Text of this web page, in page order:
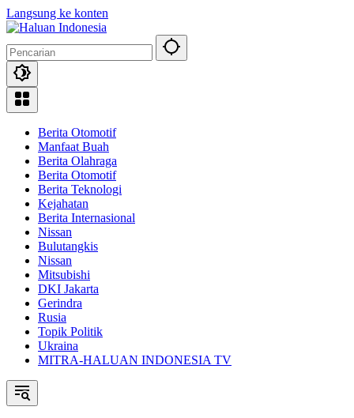
Langsung ke konten
Berita Otomotif
Manfaat Buah
Berita Olahraga
Berita Otomotif
Berita Teknologi
Kejahatan
Berita Internasional
Nissan
Bulutangkis
Nissan
Mitsubishi
DKI Jakarta
Gerindra
Rusia
Topik Politik
Ukraina
MITRA-HALUAN INDONESIA TV